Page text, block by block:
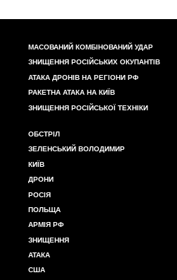
МАСОВАНИЙ КОМБІНОВАНИЙ УДАР
ЗНИЩЕННЯ РОСІЙСЬКИХ ОКУПАНТІВ
АТАКА ДРОНІВ НА РЕГІОНИ РФ
РАКЕТНА АТАКА НА КИЇВ
ЗНИЩЕННЯ РОСІЙСЬКОЇ ТЕХНІКИ
ОБСТРІЛ
ЗЕЛЕНСЬКИЙ ВОЛОДИМИР
КИЇВ
ДРОНИ
РОСІЯ
ПОЛЬЩА
АРМІЯ РФ
ЗНИЩЕННЯ
АТАКА
США